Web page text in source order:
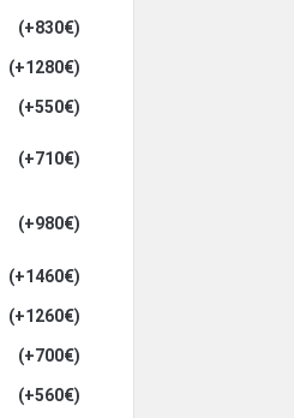
(+830€)
(+1280€)
(+550€)
(+710€)
(+980€)
(+1460€)
(+1260€)
(+700€)
(+560€)